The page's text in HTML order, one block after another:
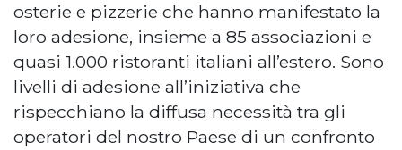
osterie e pizzerie che hanno manifestato la
loro adesione, insieme a 85 associazioni e
quasi 1.000 ristoranti italiani all’estero. Sono
livelli di adesione all’iniziativa che
rispecchiano la diffusa necessità tra gli
operatori del nostro Paese di un confronto